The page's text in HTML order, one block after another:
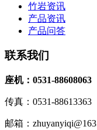
竹岩资讯
产品资讯
产品问答
联系我们
座机：0531-88608063
传真：0531-88613363
邮箱：